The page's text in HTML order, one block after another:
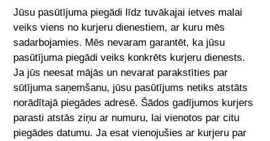
Jūsu pasūtījuma piegādi līdz tuvākajai ietves malai
veiks viens no kurjeru dienestiem, ar kuru mēs
sadarbojamies. Mēs nevaram garantēt, ka jūsu
pasūtījuma piegādi veiks konkrēts kurjeru dienests.
Ja jūs neesat mājās un nevarat parakstīties par
sūtījuma saņemšanu, jūsu pasūtījums netiks atstāts
norādītajā piegādes adresē. Šādos gadījumos kurjers
parasti atstās ziņu ar numuru, lai vienotos par citu
piegādes datumu. Ja esat vienojušies ar kurjeru par